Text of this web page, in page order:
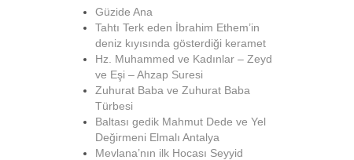
Güzide Ana
Tahtı Terk eden İbrahim Ethem’in
deniz kıyısında gösterdiği keramet
Hz. Muhammed ve Kadınlar – Zeyd
ve Eşi – Ahzap Suresi
Zuhurat Baba ve Zuhurat Baba
Türbesi
Baltası gedik Mahmut Dede ve Yel
Değirmeni Elmalı Antalya
Mevlana’nın ilk Hocası Seyyid